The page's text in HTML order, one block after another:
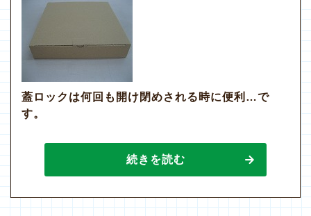
蓋ロックは何回も開け閉めされる時に便利…で
す。
続きを読む